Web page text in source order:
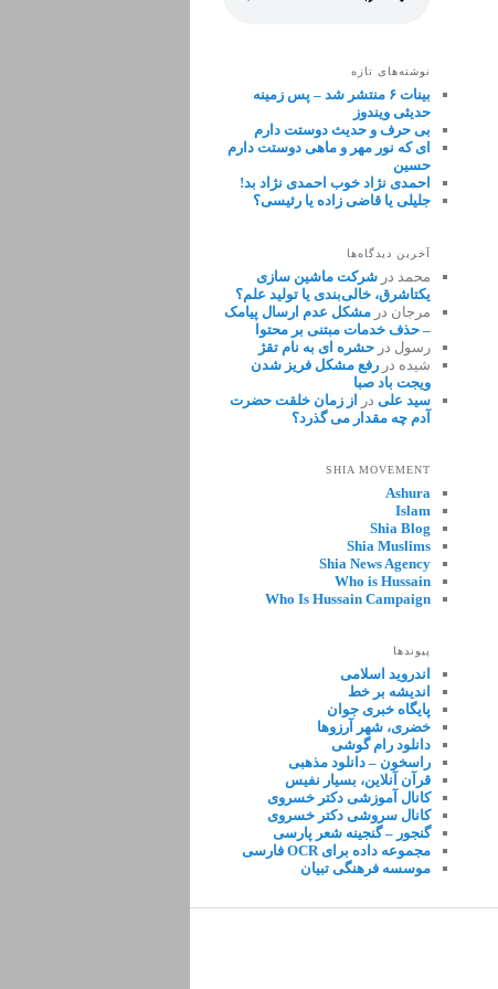
نوشته‌های تازه
بینات ۶ منتشر شد – پس زمینه
حدیثی ویندوز
بی حرف و حدیث دوستت دارم
ای که نور مهر و ماهی دوستت دارم
حسین
احمدی نژاد خوب احمدی نژاد بد!
جلیلی یا قاضی زاده یا رئیسی؟
آخرین دیدگاه‌ها
محمد در شرکت ماشین سازی
یکتاشرق، خالی‌بندی یا تولید علم؟
مرجان در مشکل عدم ارسال پیامک
– حذف خدمات مبتنی بر محتوا
رسول در حشره ای به نام تقژ
شیده در رفع مشکل فریز شدن
ویجت باد صبا
سید علی در از زمان خلقت حضرت
آدم چه مقدار می گذرد؟
SHIA MOVEMENT
Ashura
Islam
Shia Blog
Shia Muslims
Shia News Agency
Who is Hussain
Who Is Hussain Campaign
پیوندها
اندروید اسلامی
اندیشه بر خط
پایگاه خبری جوان
خضری، شهر آرزوها
دانلود رام گوشی
راسخون – دانلود مذهبی
قرآن آنلاین، بسیار نفیس
کانال آموزشی دکتر خسروی
کانال سروشی دکتر خسروی
گنجور – گنجینه شعر پارسی
مجموعه داده برای OCR فارسی
موسسه فرهنگی تبیان